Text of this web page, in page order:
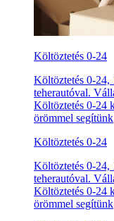
Költöztetés 0-24
Költöztetés 0-24,
teherautóval.
Költöztetés 0-24
örömmel segítünk
Költöztetés 0-24
Költöztetés 0-24,
teherautóval.
Költöztetés 0-24
örömmel segítünk